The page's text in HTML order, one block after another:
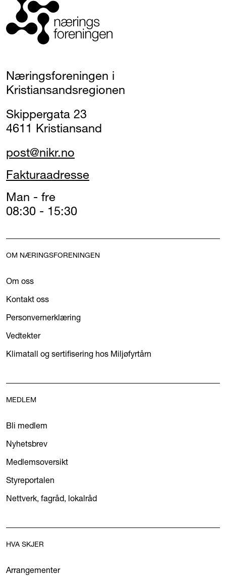
Næringsforeningen i
Kristiansandsregionen
Skippergata 23
4611 Kristiansand
post@nikr.no
Fakturaadresse
Man - fre
08:30 - 15:30
OM NÆRINGSFORENINGEN
Om oss
Kontakt oss
Personvernerklæring
Vedtekter
Klimatall og sertifisering hos Miljøfyrtårn
MEDLEM
Bli medlem
Nyhetsbrev
Medlemsoversikt
Styreportalen
Nettverk, fagråd, lokalråd
HVA SKJER
Arrangementer